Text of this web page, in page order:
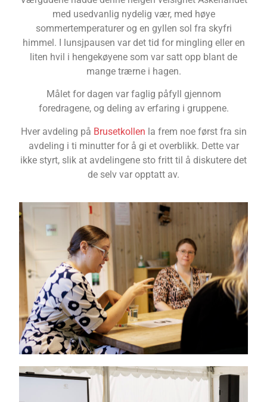
med usedvanlig nydelig vær, med høye
sommertemperaturer og en gyllen sol fra skyfri
himmel. I lunsjpausen var det tid for mingling eller en
liten hvil i hengekøyene som var satt opp blant de
mange trærne i hagen.
Målet for dagen var faglig påfyll gjennom
foredragene, og deling av erfaring i gruppene.
Hver avdeling på Brusetkollen la frem noe først fra sin
avdeling i ti minutter for å gi et overblikk. Dette var
ikke styrt, slik at avdelingene sto fritt til å diskutere det
de selv var opptatt av.